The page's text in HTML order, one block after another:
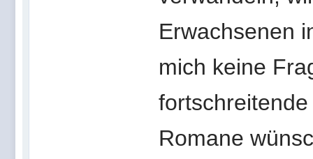
Erwachsenen
mich keine
Romane